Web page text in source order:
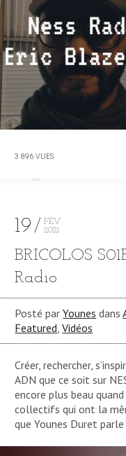
3 896 VUES
19
FÉV
2021
BRICOLOS
Radio
Posté parYounes dans
Featured ,Vidéos
Créer, rechercher,
ADN que ce soit sur
encore plus beau
collectifs qui ont la
que Younes Duret